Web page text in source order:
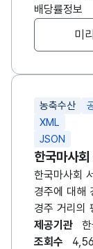
적중시키는
말 1두를 적
안에 들어
2두를 순서
적중시키는
3등으로 들
방식입니다
3두를 순서
시행 이후 요
영천경마 자
배당률정보
미
농축수산
XML
JSON
한국마사
한국마사회
경주에 대해
경주 거리의
시행경마장
마번, 경주명
제공기관
조회수